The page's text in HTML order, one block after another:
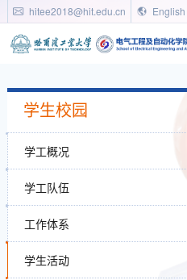
hitee2018@hit.edu.cn English
学生校园
学工概况
学工队伍
工作体系
学生活动